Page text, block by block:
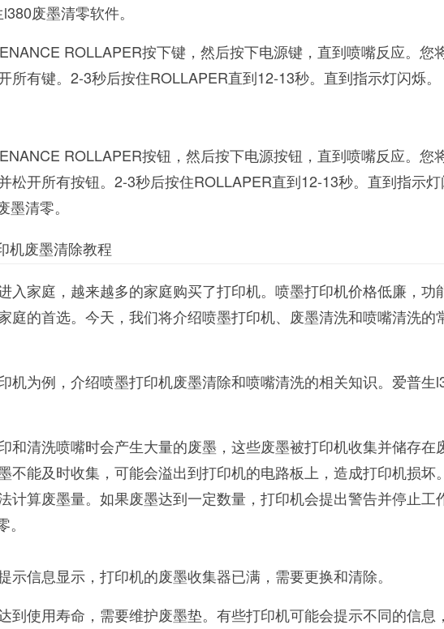
废墨清零软件。
ROLLAPER按下键，然后按下电源键，直到喷嘴反应。您
所有键。2-3秒后按住ROLLAPER直到12-13秒。直到指示灯闪烁。
ROLLAPER按钮，然后按下电源按钮，直到喷嘴反应。您
松开所有按钮。2-3秒后按住ROLLAPER直到12-13秒。直到指示灯
清零。
机废墨清除教程
入家庭，越来越多的家庭购买了打印机。喷墨打印机价格低廉，功
庭的首选。今天，我们将介绍喷墨打印机、废墨清洗和喷嘴清洗的
机为例，介绍喷墨打印机废墨清除和喷嘴清洗的相关知识。爱普生
和清洗喷嘴时会产生大量的废墨，这些废墨被打印机收集并储存在
不能及时收集，可能会溢出到打印机的电路板上，造成打印机损坏
计算废墨量。如果废墨达到一定数量，打印机会提出警告并停止工
示信息显示，打印机的废墨收集器已满，需要更换和清除。
到使用寿命，需要维护废墨垫。有些打印机可能会提示不同的信息